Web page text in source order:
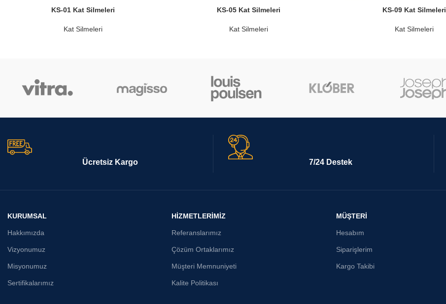
KS-01 Kat Silmeleri
Kat Silmeleri
KS-05 Kat Silmeleri
Kat Silmeleri
KS-09 Kat Silmeleri
Kat Silmeleri
Ücretsiz Kargo 7/24 Destek
KURUMSAL
Hakkımızda
Vizyonumuz
Misyonumuz
Sertifikalarımız
HİZMETLERİMİZ
Referanslarımız
Çözüm Ortaklarımız
Müşteri Memnuniyeti
Kalite Politikası
MÜŞTERİ
Hesabım
Siparişlerim
Kargo Takibi